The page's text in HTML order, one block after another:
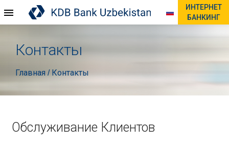
ИНТЕРНЕТ
БАНКИНГ
Контакты
Главная / Контакты
Обслуживание Клиентов